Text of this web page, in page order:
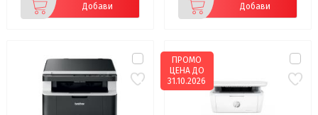
Добави Добави
ПРОМО
ЦЕНА ДО
31.10.2026